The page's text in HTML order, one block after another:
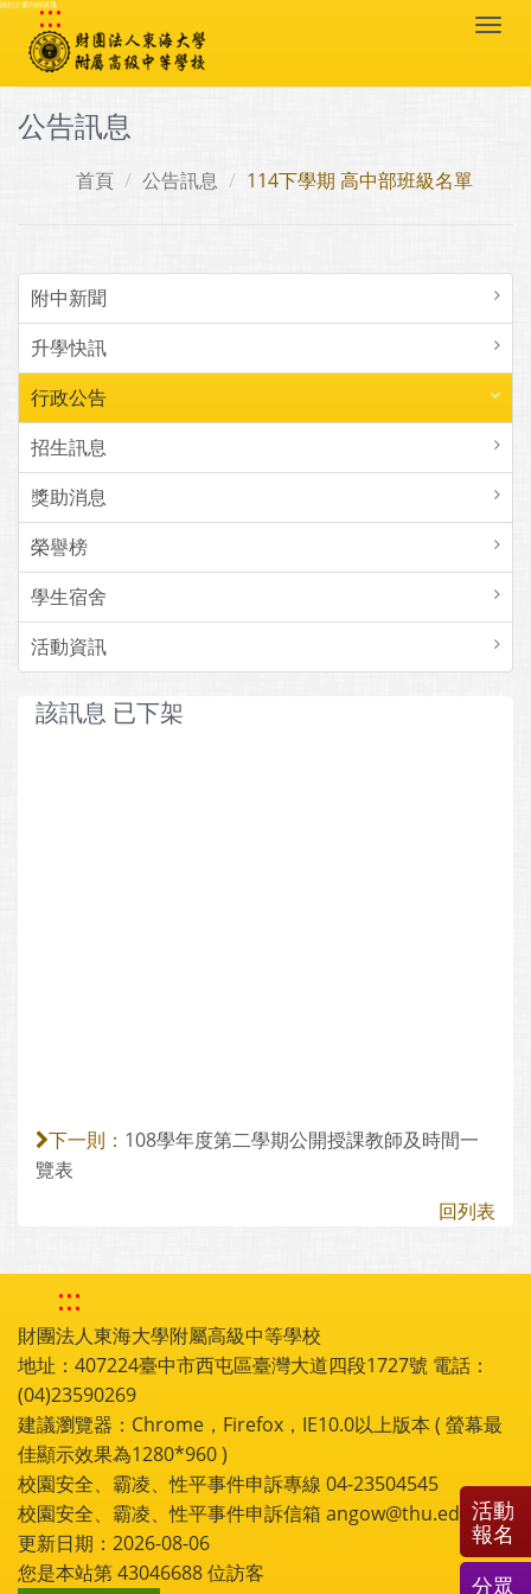
跳到主要內容區塊
:::
公告訊息
首頁 公告訊息 114下學期 高中部班級名單
附中新聞
升學快訊
行政公告
招生訊息
獎助消息
榮譽榜
學生宿舍
活動資訊
該訊息 已下架
下一則： 108學年度第二學期公開授課教師及時間一
覽表
回列表
:::
財團法人東海大學附屬高級中等學校
地址：407224臺中市西屯區臺灣大道四段1727號 電話：
(04)23590269
建議瀏覽器：Chrome，Firefox，IE10.0以上版本 ( 螢幕最
佳顯示效果為1280*960 )
校園安全、霸凌、性平事件申訴專線 04-23504545
校園安全、霸凌、性平事件申訴信箱 angow@thu.edu.tw
更新日期：2026-08-06
您是本站第43046688位訪客
活動
報名
分眾